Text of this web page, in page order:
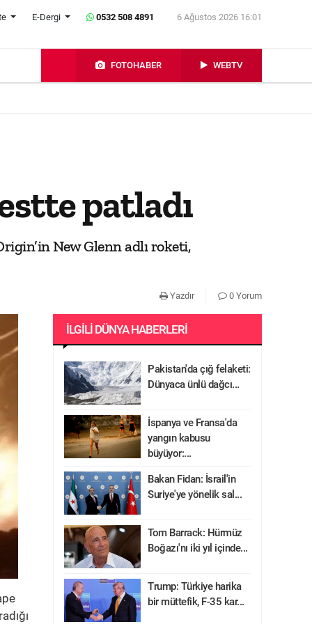
E-Dergi 0532 508 4891 6 Ağustos 2026 16:01
FOTOHABER WEBTV
patladı
New Glenn adlı roketi,
Yazdır 0 Yorum
İLGILI DÜNYA HABERLERI
Pakistan'da çığ felaketi:
Dünyaca ünlü dağcı...
İspanya ve Fransa'da
yangın kabusu
büyüyor:...
Bakan Fidan: İsrail'in
Suriye'ye yönelik sal...
Tom Barrack: Hürmüz
Boğazı'nı iki yıl içinde...
Trump: Türkiye harika
bir müttefik, F-35 kar...